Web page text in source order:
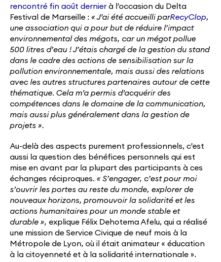
rencontré fin août dernier à l’occasion du Delta
Festival de Marseille : « J’ai été accueilli parRecyClop,
une association qui a pour but de réduire l’impact
environnemental des mégots, car un mégot pollue
500 litres d’eau ! J’étais chargé de la gestion du stand
dans le cadre des actions de sensibilisation sur la
pollution environnementale, mais aussi des relations
avec les autres structures partenaires autour de cette
thématique. Cela m’a permis d’acquérir des
compétences dans le domaine de la communication,
mais aussi plus généralement dans la gestion de
projets ».
Au-delà des aspects purement professionnels, c’est
aussi la question des bénéfices personnels qui est
mise en avant par la plupart des participants à ces
échanges réciproques. « S’engager, c’est pour moi
s’ouvrir les portes au reste du monde, explorer de
nouveaux horizons, promouvoir la solidarité et les
actions humanitaires pour un monde stable et
durable », explique Félix Dehotema Afelu, qui a réalisé
une mission de Service Civique de neuf mois à la
Métropole de Lyon, où il était animateur « éducation
à la citoyenneté et à la solidarité internationale ».